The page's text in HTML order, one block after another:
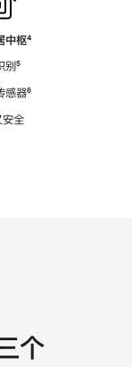
中枢脚
⁴
别脚
⁵
感器脚
⁶
安全
个